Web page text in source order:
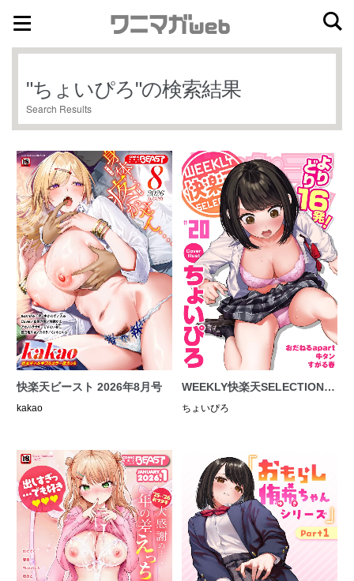
ナ
ョ
ン
へ
ス
キ
ッ
プ
コ
へ
ス
キ
ッ
プ
"ちょいぴろ"の検索結果
Search Results
快楽天ビースト 2026年8月号
kakao
WEEKLY快楽天SELECTION #
ちょいぴろ